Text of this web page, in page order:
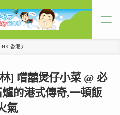
HK-香港
] 嚐囍煲仔小菜 @ 必
的港式傳奇,一頓飯
氣